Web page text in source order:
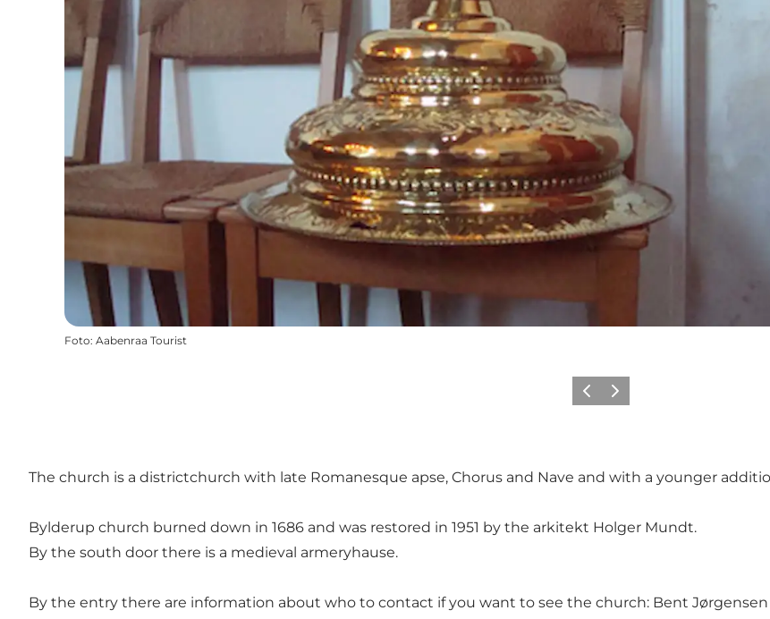
Foto: Aabenraa Tourist
Precedente
Avanti
The church is a districtchurch with late Romanesque apse, Chorus and Nave and with a younger
Bylderup church burned down in 1686 and was restored in 1951 by the arkitekt Holger Mundt.
By the south door there is a medieval armeryhause.
By the entry there are information about who to contact if you want to see the church: Bent Jørgensen